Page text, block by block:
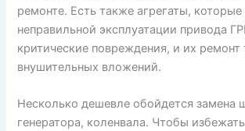
ремонте. Есть также агрегаты, которые
неправильной эксплуатации привода
критические повреждения, и их ремонт
внушительных вложений.
Несколько дешевле обойдется замена
генератора, коленвала. Чтобы избежать